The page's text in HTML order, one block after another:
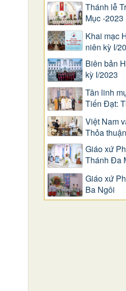
Thánh lễ
Mục -2023
Khai mạc
niên kỳ I/
Biên bản
kỳ I/2023
Tân linh
Tiến Đạt:
Việt Nam
Thỏa thuận
Giáo xứ
Thánh Đa
Giáo xứ
Ba Ngôi